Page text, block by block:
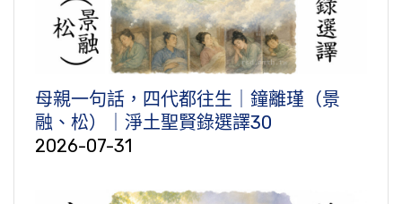
母親一句話，四代都往生｜鐘離瑾（景
融、松）｜淨土聖賢錄選譯30
2026-07-31